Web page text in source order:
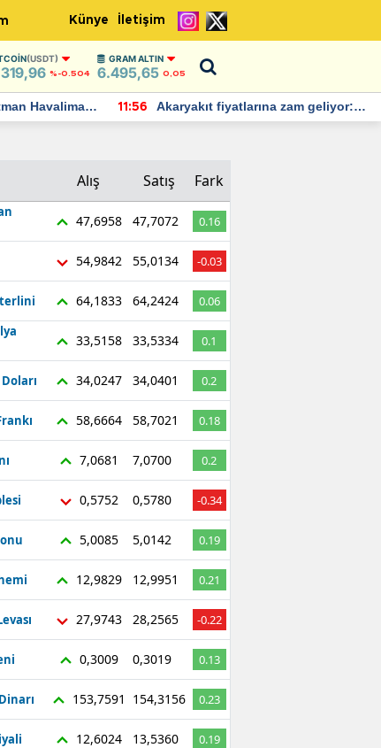
Künye İletişim
(USDT)
%-0.504
GRAM ALTIN
6.495,65 0,05
Havalimanı
11:56
Akaryakıt fiyatlarına zam geliyor:
Yeni tarih açıklandı
Alış Satış Fark
47,6958 47,7072 0.16
54,9842 55,0134 -0.03
64,1833 64,2424
0.06
33,5158 33,5334 0.1
34,0247 34,0401 0.2
58,6664 58,7021 0.18
7,0681 7,0700 0.2
0,5752 0,5780 -0.34
5,0085 5,0142 0.19
12,9829 12,9951 0.21
27,9743 28,2565 -0.22
0,3009 0,3019 0.13
153,7591 154,3156 0.23
12,6024 13,5360 0.19